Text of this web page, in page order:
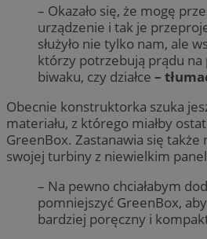
– Okazało się, że mogę
urządzenie i tak je
służyło nie tylko nam, ale
którzy potrzebują prądu na
biwaku, czy działce –
Obecnie konstruktorka szuka
materiału, z którego miałby
GreenBox. Zastanawia się także
swojej turbiny z niewielkim
– Na pewno chciałabym
pomniejszyć GreenBox, aby
bardziej poręczny i